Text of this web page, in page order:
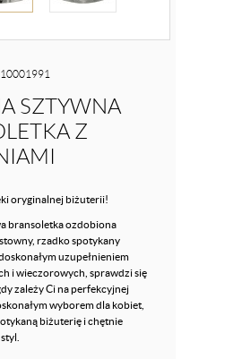
SZTYWNA
Z
oryginalnej biżuterii!
bransoletka ozdobiona
rzadko spotykany
uzupełnieniem
i wieczorowych, sprawdzi się
zależy Ci na perfekcyjnej
wyborem dla kobiet,
biżuterię i chętnie